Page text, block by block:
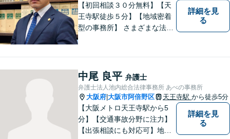
【初回相談３０分無料】【天
王寺駅徒歩５分】【地域密着
型の事務所】 さまざまな法律
相続、インターネット上のト
ラブルに注力！！
詳細を見
る
中尾 良平 弁護士
弁護士法人池内総合法律事務所 あべの事務所
大阪府 大阪市阿倍野区 天王寺駅 から徒歩5分
【大阪メトロ天王寺駅から5
分】【交通事故分野に注力】
【出張相談にも対応可】地元
詳細を見
る